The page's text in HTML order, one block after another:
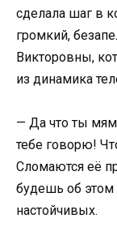
сделала шаг в
громкий,
Викторовны,
из динамика
— Да что ты
тебе говорю!
Сломаются её
будешь об
настойчивых.